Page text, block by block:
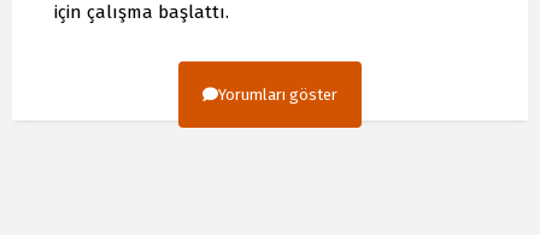
için çalışma başlattı.
Yorumları göster